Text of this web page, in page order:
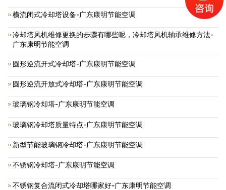
横流闭式冷却塔设备-广东康明节能空调
冷却塔风机维修更换的步骤有哪些呢，冷却塔风机轴承维修方法-
广东康明节能空调
圆形逆流开式冷却塔-广东康明节能空调
圆形逆流开放式冷却塔-广东康明节能空调
玻璃钢冷却塔-广东康明节能空调
玻璃钢冷却塔质量特点-广东康明节能空调
新型节能玻璃钢冷却塔-广东康明节能空调
不锈钢冷却塔-广东康明节能空调
不锈钢复合流闭式冷却塔哪家好-广东康明节能空调